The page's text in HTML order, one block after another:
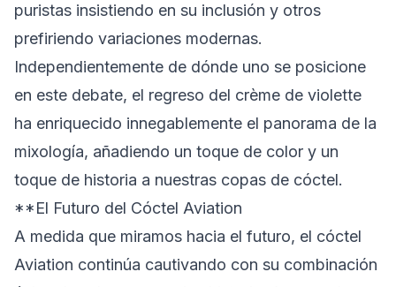
puristas insistiendo en su inclusión y otros
prefiriendo variaciones modernas.
Independientemente de dónde uno se posicione
en este debate, el regreso del crème de violette
ha enriquecido innegablemente el panorama de la
mixología, añadiendo un toque de color y un
toque de historia a nuestras copas de cóctel.
**El Futuro del Cóctel Aviation
A medida que miramos hacia el futuro, el cóctel
Aviation continúa cautivando con su combinación